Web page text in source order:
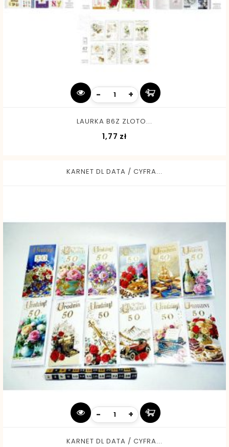
- +
LAURKA B6Z ZLOTO...
1,77 zł
KARNET DL DATA / CYFRA...
- +
KARNET DL DATA / CYFRA...